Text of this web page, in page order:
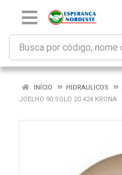
INÍCIO HIDRAULICOS
JOELHO 90 SOLD 20 424 KRONA